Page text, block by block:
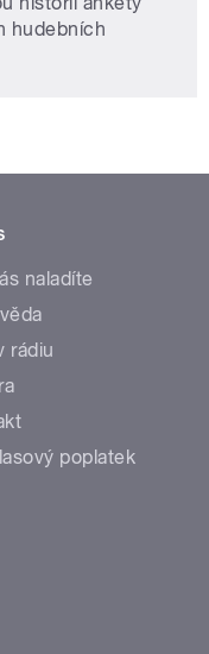
hudebních
naladíte
rádiu
poplatek